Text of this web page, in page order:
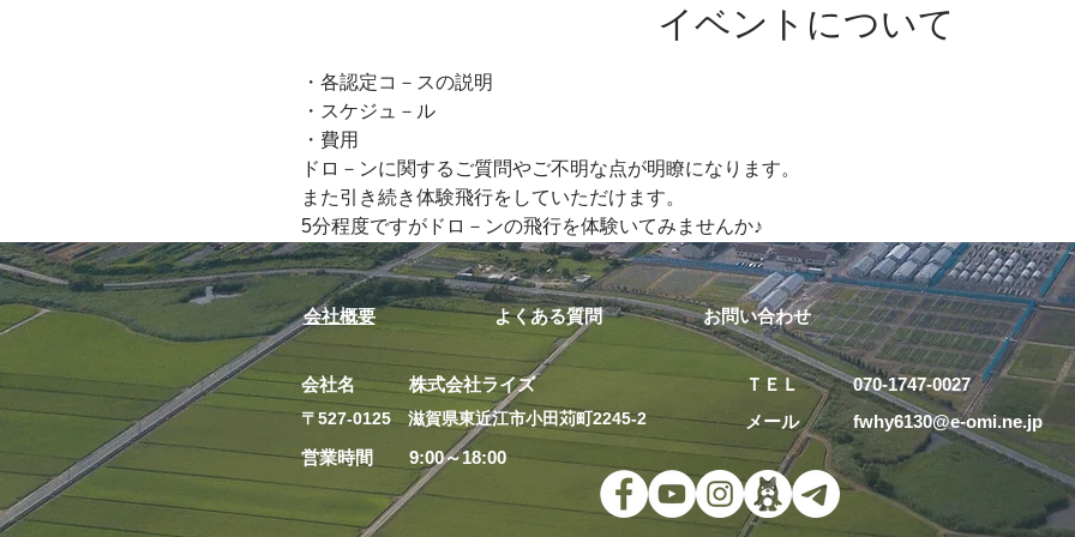
イベントについて
・各認定コ－スの説明
・スケジュ－ル
・費用
ドロ－ンに関するご質問やご不明な点が明瞭になります。
また引き続き体験飛行をしていただけます。
5分程度ですがドロ－ンの飛行を体験いてみませんか♪
会社概要 よくある質問 お問い合わせ
会社名 株式会社ライズ ＴＥＬ 070-1747-0027
​〒527-0125 滋賀県東近江市小田苅町2245-2
メール fwhy6130@e-
営業時間 9:00～18:00